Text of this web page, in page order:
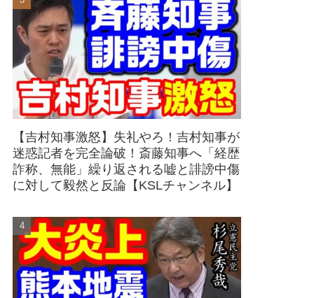
【吉村知事激怒】失礼やろ！吉村知事が
迷惑記者を完全論破！斎藤知事へ「経歴
詐称、無能」繰り返される嘘と誹謗中傷
に対して毅然と反論【KSLチャンネル】